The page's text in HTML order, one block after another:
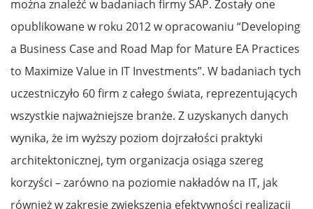
można znaleźć w badaniach firmy SAP. Zostały one
opublikowane w roku 2012 w opracowaniu “Developing
a Business Case and Road Map for Mature EA Practices
to Maximize Value in IT Investments”. W badaniach tych
uczestniczyło 60 firm z całego świata, reprezentujących
wszystkie najważniejsze branże. Z uzyskanych danych
wynika, że im wyższy poziom dojrzałości praktyki
architektonicznej, tym organizacja osiąga szereg
korzyści – zarówno na poziomie nakładów na IT, jak
również w zakresie zwiększenia efektywności realizacji